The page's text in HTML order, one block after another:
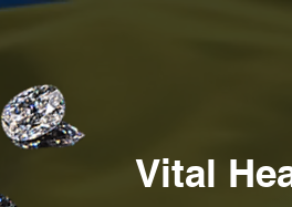
Vital